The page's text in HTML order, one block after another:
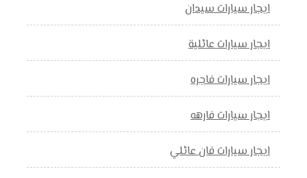
ايجار سيارات سيدان
ايجار سيارات عائلية
ايجار سيارات فاجره
ايجار سيارات فارهه
ايجار سيارات فان عائلي